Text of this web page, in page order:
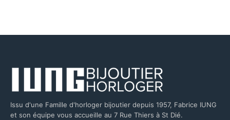
Issu d'une Famille d'horloger bijoutier depuis 1957, Fabrice IUNG
et son équipe vous accueille au 7 Rue Thiers à St Dié.